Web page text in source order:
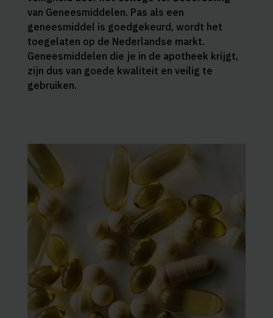
van Geneesmiddelen. Pas als een
geneesmiddel is goedgekeurd, wordt het
toegelaten op de Nederlandse markt.
Geneesmiddelen die je in de apotheek krijgt,
zijn dus van goede kwaliteit en veilig te
gebruiken.